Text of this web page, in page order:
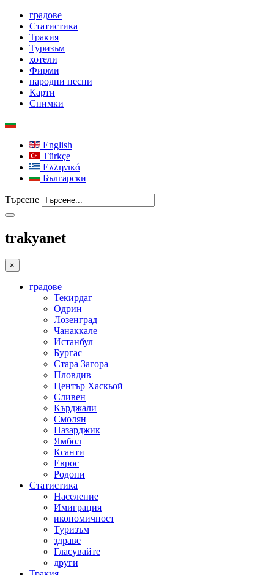
градове
Статистика
Тракия
Туризъм
хотели
Фирми
народни песни
Карти
Снимки
English
Türkçe
Ελληνικά
Български
Търсене
trakyanet
×
градове
Текирдаг
Одрин
Лозенград
Чанаккале
Истанбул
Бургас
Стара Загора
Пловдив
Център Хаскьой
Сливен
Кърджали
Смолян
Пазарджик
Ямбол
Ксанти
Еврос
Родопи
Статистика
Население
Имиграция
икономичност
Туризъм
здраве
Гласувайте
други